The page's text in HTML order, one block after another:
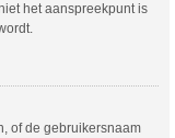
het aanspreekpunt is
of de gebruikersnaam